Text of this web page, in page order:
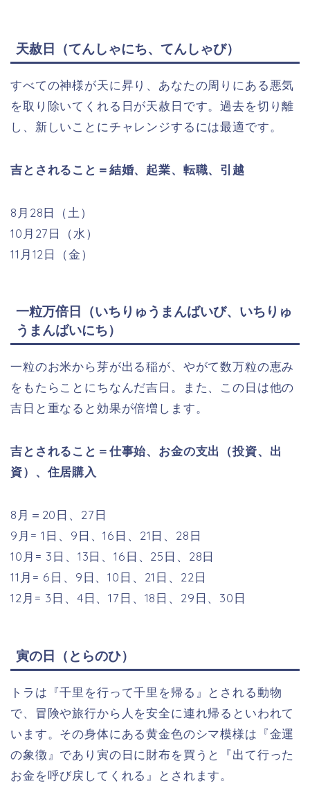
天赦日（てんしゃにち、てんしゃび）
すべての神様が天に昇り、あなたの周りにある悪気
を取り除いてくれる日が天赦日です。過去を切り離
し、新しいことにチャレンジするには最適です。
吉とされること＝結婚、起業、転職、引越
8月28日（土）
10月27日（水）
11月12日（金）
一粒万倍日（いちりゅうまんばいび、いちりゅ
うまんばいにち）
一粒のお米から芽が出る稲が、やがて数万粒の恵み
をもたらことにちなんだ吉日。また、この日は他の
吉日と重なると効果が倍増します。
吉とされること＝仕事始、お金の支出（投資、出
資）、住居購入
8月＝20日、27日
9月= 1日、9日、16日、21日、28日
10月= 3日、13日、16日、25日、28日
11月= 6日、9日、10日、21日、22日
12月= 3日、4日、17日、18日、29日、30日
寅の日（とらのひ）
トラは『千里を行って千里を帰る』とされる動物
で、冒険や旅行から人を安全に連れ帰るといわれて
います。その身体にある黄金色のシマ模様は『金運
の象徴』であり寅の日に財布を買うと『出て行った
お金を呼び戻してくれる』とされます。